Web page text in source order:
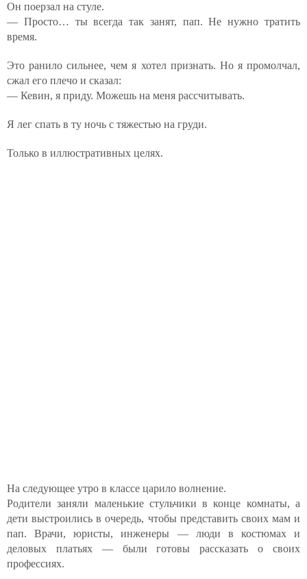
Он поерзал на стуле.
— Просто… ты всегда так занят, пап. Не нужно тратить
время.
Это ранило сильнее, чем я хотел признать. Но я промолчал,
сжал его плечо и сказал:
— Кевин, я приду. Можешь на меня рассчитывать.
Я лег спать в ту ночь с тяжестью на груди.
Только в иллюстративных целях.
На следующее утро в классе царило волнение.
Родители заняли маленькие стульчики в конце комнаты, а
дети выстроились в очередь, чтобы представить своих мам и
пап. Врачи, юристы, инженеры — люди в костюмах и
деловых платьях — были готовы рассказать о своих
профессиях.